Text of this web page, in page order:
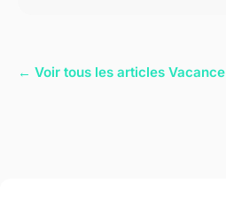
← Voir tous les articles Vacance